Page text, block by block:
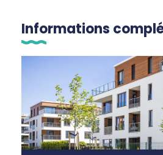
Informations